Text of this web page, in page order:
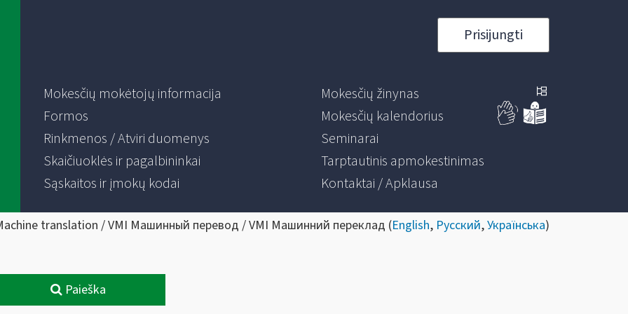
Prisijungti
Mokesčių mokėtojų informacija
Formos
Rinkmenos / Atviri duomenys
Skaičiuoklės ir pagalbininkai
Sąskaitos ir įmokų kodai
Mokesčių žinynas
Mokesčių kalendorius
Seminarai
Tarptautinis apmokestinimas
Kontaktai / Apklausa
translation / VMI Машинный перевод / VMI Машинний переклад (English, Русский,Українська)
Paieška